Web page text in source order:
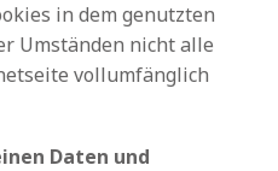
in dem genutzten
Umständen nicht alle
vollumfänglich
Daten und